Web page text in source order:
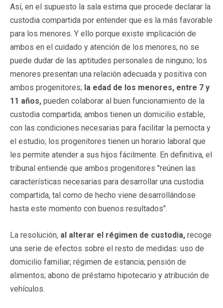
Así, en el supuesto la sala estima que procede declarar la
custodia compartida por entender que es la más favorable
para los menores. Y ello porque existe implicación de
ambos en el cuidado y atención de los menores; no se
puede dudar de las aptitudes personales de ninguno; los
menores presentan una relación adecuada y positiva con
ambos progenitores; la edad de los menores, entre 7 y
11 años, pueden colaborar al buen funcionamiento de la
custodia compartida; ambos tienen un domicilio estable,
con las condiciones necesarias para facilitar la pernocta y
el estudio; los progenitores tienen un horario laboral que
les permite atender a sus hijos fácilmente. En definitiva, el
tribunal entiende que ambos progenitores "reúnen las
características necesarias para desarrollar una custodia
compartida, tal como de hecho viene desarrollándose
hasta este momento con buenos resultados".
La resolución, al alterar el régimen de custodia, recoge
una serie de efectos sobre el resto de medidas: uso de
domicilio familiar; régimen de estancia; pensión de
alimentos; abono de préstamo hipotecario y atribución de
vehículos.